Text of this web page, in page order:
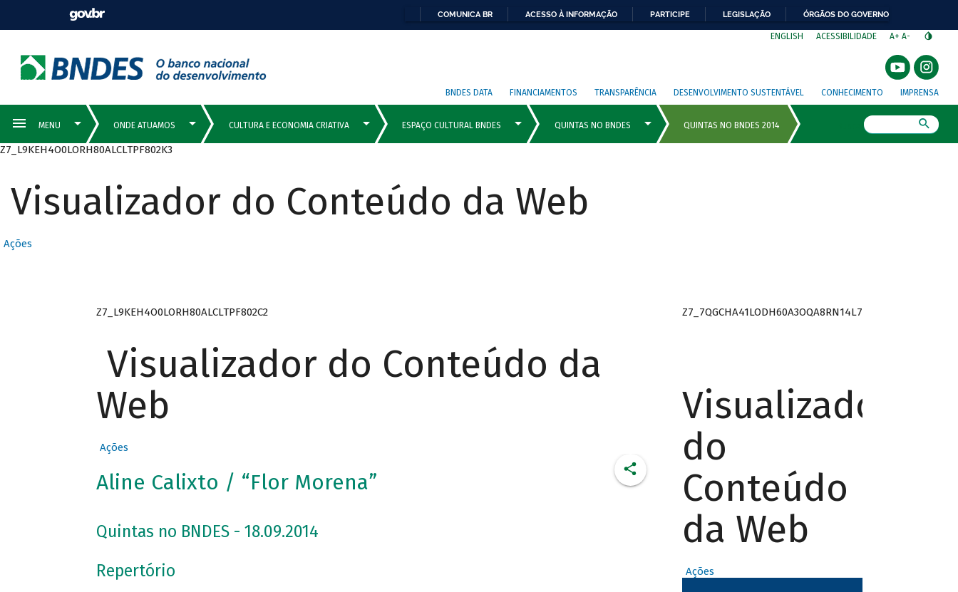
COMUNICA BR ACESSO À INFORMAÇÃO PARTICIPE LEGISLAÇÃO ÓRGÃOS DO GOVERNO
ENGLISH ACESSIBILIDADE A+ A-
BNDES DATA FINANCIAMENTOS TRANSPARÊNCIA DESENVOLVIMENTO SUSTENTÁVEL CONHECIMENTO IMPRENSA
Z7_L9KEH4O0LORH80ALCLTPF802K3
Visualizador do Conteúdo da Web
Ações
Z7_L9KEH4O0LORH80ALCLTPF802C2
Visualizador do Conteúdo da
Web
Ações
Aline Calixto / “Flor Morena”
Quintas no BNDES - 18.09.2014
Repertório
Z7_7QGCHA41LODH60A3OQA8RN14L7
Visualizador
do
Conteúdo
da Web
Ações